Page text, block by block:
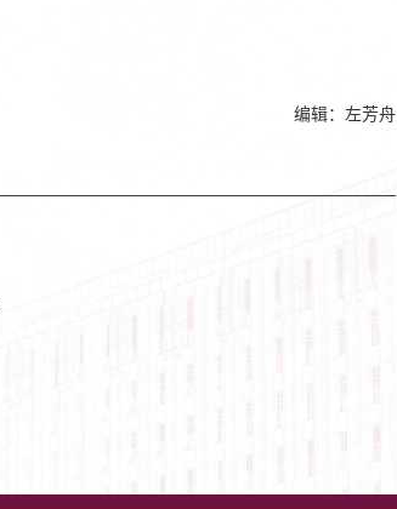
编辑：左芳舟